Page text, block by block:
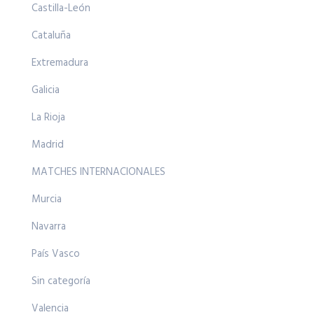
Castilla-León
Cataluña
Extremadura
Galicia
La Rioja
Madrid
MATCHES INTERNACIONALES
Murcia
Navarra
País Vasco
Sin categoría
Valencia